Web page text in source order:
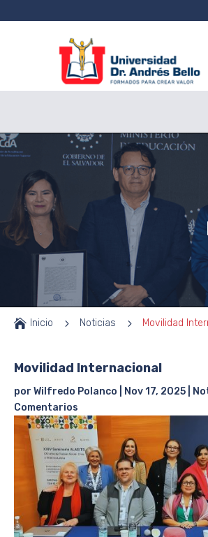
 Inicio 5 Noticias 5 Movilidad
Movilidad Internacional
por Wilfredo Polanco Nov 17, 2025
Comentarios